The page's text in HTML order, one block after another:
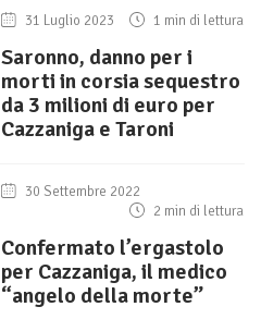
31 Luglio 2023 1 min di lettura
Saronno, danno per i
morti in corsia sequestro
da 3 milioni di euro per
Cazzaniga e Taroni
30 Settembre 2022
2 min di lettura
Confermato l’ergastolo
per Cazzaniga, il medico
“angelo della morte”